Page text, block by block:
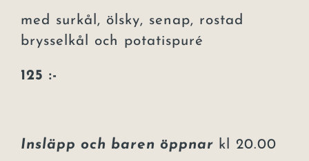
med surkål, ölsky, senap, rostad
brysselkål och potatispuré
125 :-
Insläpp och baren öppnar kl 20.00